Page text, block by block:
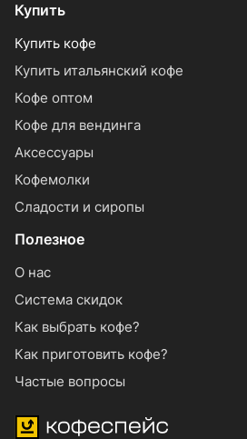
Купить
Купить кофе
Купить итальянский кофе
Кофе оптом
Кофе для вендинга
Аксессуары
Кофемолки
Сладости и сиропы
Полезное
О нас
Система скидок
Как выбрать кофе?
Как приготовить кофе?
Частые вопросы